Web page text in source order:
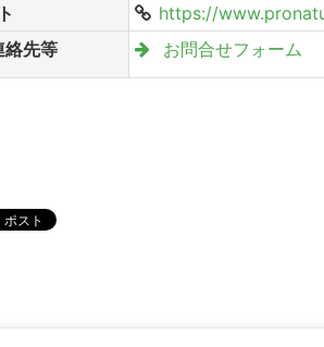
https://
絡先等
お問合せフォーム